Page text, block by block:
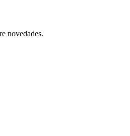
novedades.